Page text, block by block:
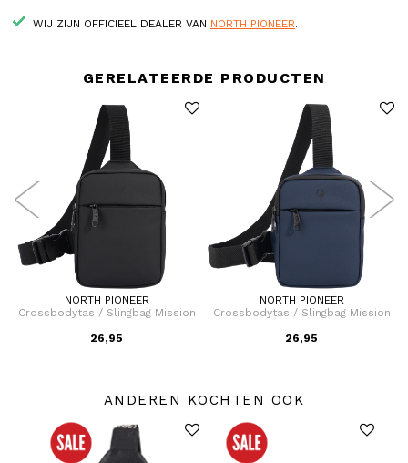
WIJ ZIJN OFFICIEEL DEALER VAN NORTH PIONEER.
GERELATEERDE PRODUCTEN
NORTH PIONEER
Crossbodytas / Slingbag Mission
26,95
NORTH PIONEER
Crossbodytas / Slingbag Mission
26,95
ANDEREN KOCHTEN OOK